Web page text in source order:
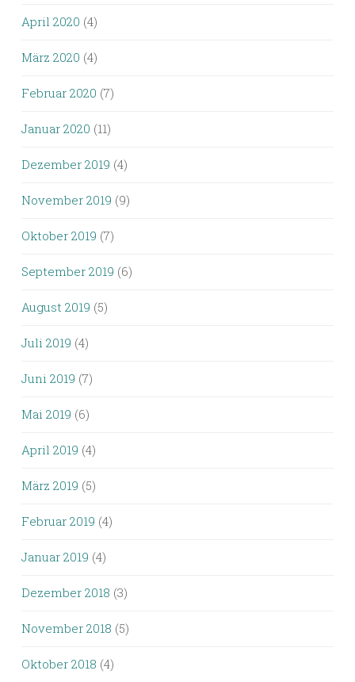
April 2020 (4)
März 2020 (4)
Februar 2020 (7)
Januar 2020 (11)
Dezember 2019 (4)
November 2019 (9)
Oktober 2019 (7)
September 2019 (6)
August 2019 (5)
Juli 2019 (4)
Juni 2019 (7)
Mai 2019 (6)
April 2019 (4)
März 2019 (5)
Februar 2019 (4)
Januar 2019 (4)
Dezember 2018 (3)
November 2018 (5)
Oktober 2018 (4)